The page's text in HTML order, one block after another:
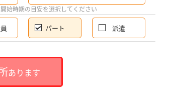
始時期の目安を選択してください
パート 派遣
あります